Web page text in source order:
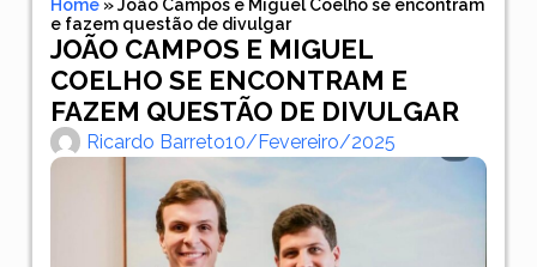
Home»João Campos e Miguel Coelho se encontram
e fazem questão de divulgar
JOÃO CAMPOS E MIGUEL
COELHO SE ENCONTRAM E
FAZEM QUESTÃO DE DIVULGAR
Ricardo Barreto10/fevereiro/2025